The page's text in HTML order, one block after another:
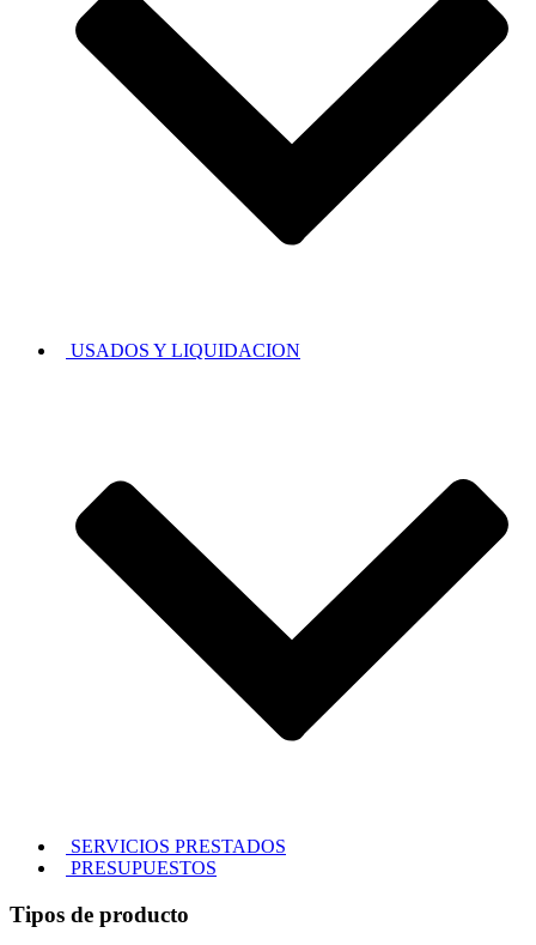
USADOS Y LIQUIDACION
SERVICIOS PRESTADOS
PRESUPUESTOS
Tipos de producto